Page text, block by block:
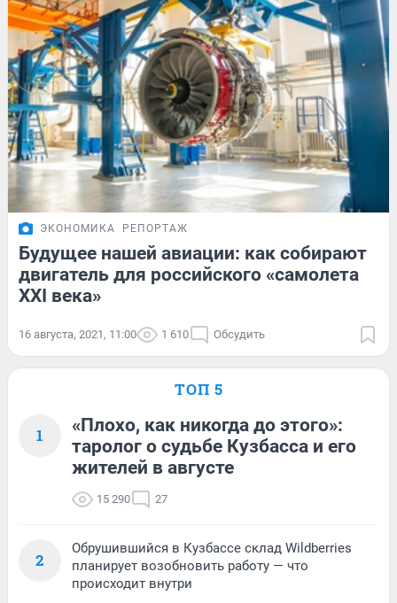
ЭКОНОМИКА РЕПОРТАЖ
Будущее нашей авиации: как собирают
двигатель для российского «самолета
XXI века»
16 августа, 2021, 11:00 1 610 Обсудить
ТОП 5
1
«Плохо, как никогда до этого»:
таролог о судьбе Кузбасса и его
жителей в августе
15 290 27
2
Обрушившийся в Кузбассе склад Wildberries
планирует возобновить работу — что
происходит внутри